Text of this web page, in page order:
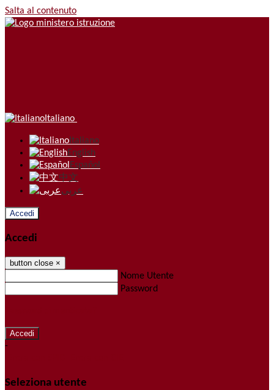
Salta al contenuto
Italiano
Italiano
English
Español
中文
عربى
Accedi
Accedi
button close ×
Nome Utente
Password
-
Seleziona utente